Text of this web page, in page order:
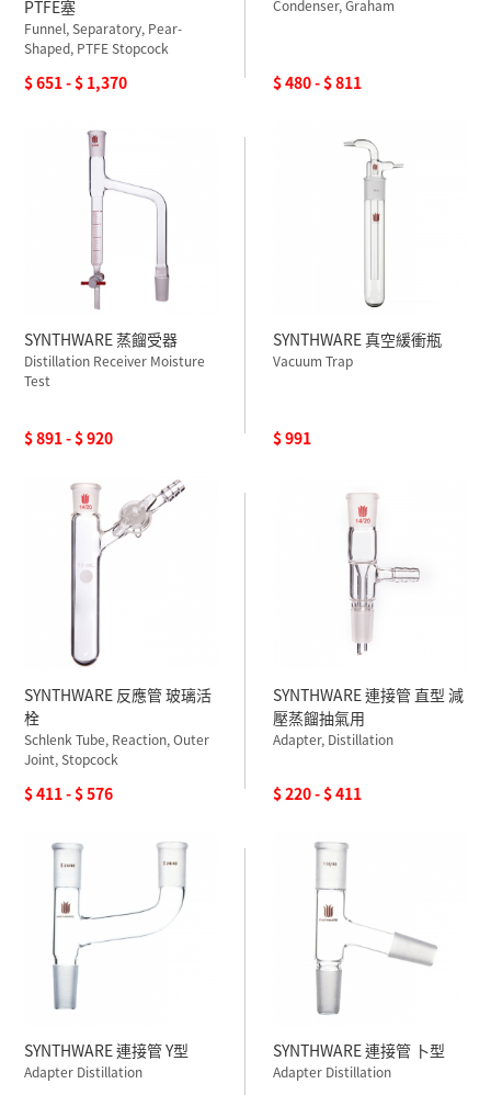
PTFE塞
Funnel, Separatory, Pear-
Shaped, PTFE Stopcock
$ 651 - $ 1,370
Condenser, Graham
$ 480 - $ 811
SYNTHWARE 蒸餾受器
Distillation Receiver Moisture
Test
$ 891 - $ 920
SYNTHWARE 真空緩衝瓶
Vacuum Trap
$ 991
SYNTHWARE 反應管 玻璃活
栓
Schlenk Tube, Reaction, Outer
Joint, Stopcock
$ 411 - $ 576
SYNTHWARE 連接管 直型 減
壓蒸餾抽氣用
Adapter, Distillation
$ 220 - $ 411
SYNTHWARE 連接管 Y型
Adapter Distillation
SYNTHWARE 連接管 卜型
Adapter Distillation